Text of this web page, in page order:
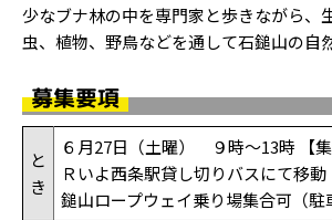
少なブナ林の中を専門家と歩きながら、
虫、植物、野鳥などを通して石鎚山の自
募集要項
と
き
６月27日（土曜） ９時～13時 【
Ｒいよ西条駅貸し切りバスにて移
鎚山ロープウェイ乗り場集合可（駐